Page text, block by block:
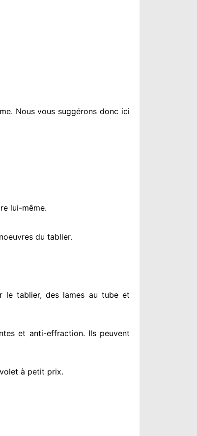
. Nous vous suggérons donc ici
lui-même.
du tablier.
le tablier, des lames au tube et
et anti-effraction. Ils peuvent
à petit prix.